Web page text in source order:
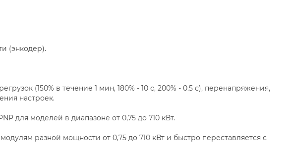
(энкодер).
(150% в течение 1 мин, 180% - 10 с, 200% - 0.5 с), перенапряжения,
настроек.
для моделей в диапазоне от 0,75 до 710 кВт.
разной мощности от 0,75 до 710 кВт и быстро переставляется с